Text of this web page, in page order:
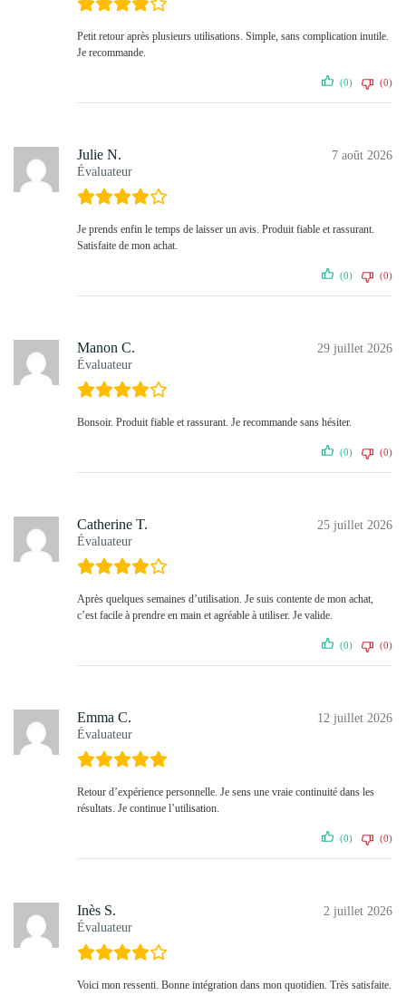
Petit retour après plusieurs utilisations. Simple, sans complication inutile.
Je recommande.
(0) (0)
Julie N.
Évaluateur
7 août 2026
Je prends enfin le temps de laisser un avis. Produit fiable et rassurant.
Satisfaite de mon achat.
(0) (0)
Manon C.
Évaluateur
29 juillet 2026
Bonsoir. Produit fiable et rassurant. Je recommande sans hésiter.
(0) (0)
Catherine T.
Évaluateur
25 juillet 2026
Après quelques semaines d’utilisation. Je suis contente de mon achat,
c’est facile à prendre en main et agréable à utiliser. Je valide.
(0) (0)
Emma C.
Évaluateur
12 juillet 2026
Retour d’expérience personnelle. Je sens une vraie continuité dans les
résultats. Je continue l’utilisation.
(0) (0)
Inès S.
Évaluateur
2 juillet 2026
Voici mon ressenti. Bonne intégration dans mon quotidien. Très satisfaite.